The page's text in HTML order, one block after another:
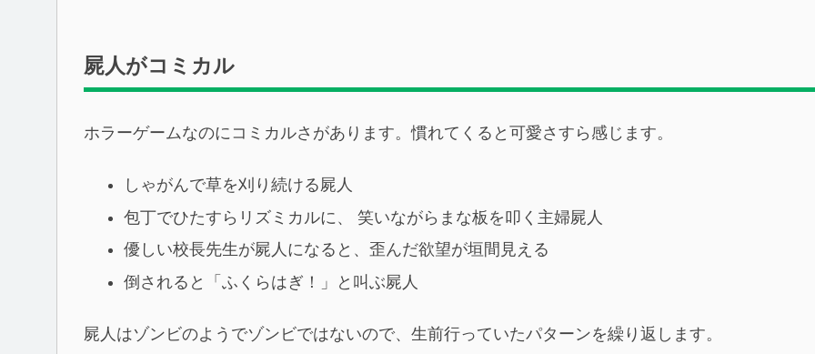
屍人がコミカル
ホラーゲームなのにコミカルさがあります。慣れてくると可愛さすら感じます。
しゃがんで草を刈り続ける屍人
包丁でひたすらリズミカルに、 笑いながらまな板を叩く主婦屍人
優しい校長先生が屍人になると、歪んだ欲望が垣間見える
倒されると「ふくらはぎ！」と叫ぶ屍人
屍人はゾンビのようでゾンビではないので、生前行っていたパターンを繰り返します。